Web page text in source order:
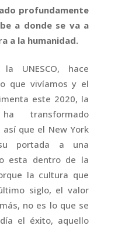
profundamente
a donde se va a
a la humanidad.
UNESCO, hace
que vivíamos y el
este 2020, la
transformado
que el New York
portada a una
esta dentro de la
la cultura que
siglo, el valor
no es lo que se
el éxito, aquello